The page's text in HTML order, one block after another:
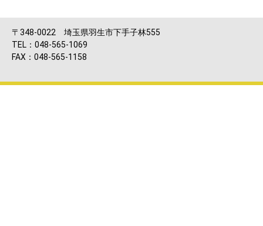
〒348-0022 埼玉県羽生市下手子林555
TEL：048-565-1069
FAX：048-565-1158